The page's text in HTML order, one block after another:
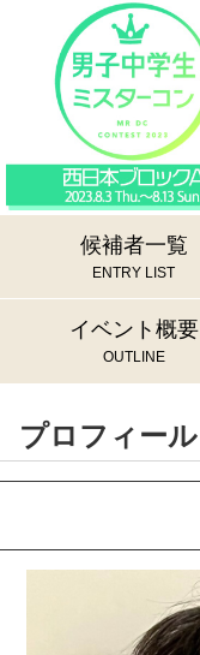
候補者一覧
ENTRY LIST
イベント概要
OUTLINE
プロフィール